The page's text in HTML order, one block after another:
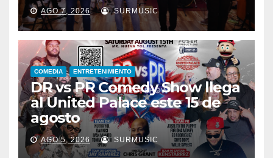
AGO 7, 2026 SURMUSIC
COMEDIA ENTRETENIMIENTO
DR vs PR Comedy Show llega
al United Palace este 15 de
agosto
AGO 5, 2026 SURMUSIC